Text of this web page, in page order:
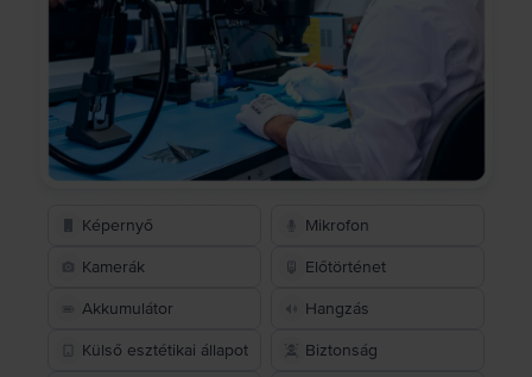
Képernyő Mikrofon
Kamerák Előtörténet
Akkumulátor Hangzás
Külső esztétikai állapot
Biztonság